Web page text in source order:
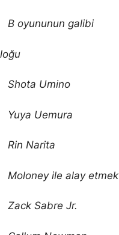
B oyununun galibi
Shota Umino
Yuya Uemura
Rin Narita
Moloney ile alay etmek
Zack Sabre Jr.